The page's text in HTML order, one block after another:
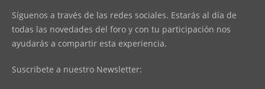
Síguenos a través de las redes sociales. Estarás al día de
todas las novedades del foro y con tu participación nos
ayudarás a compartir esta experiencia.
Suscribete a nuestro Newsletter: